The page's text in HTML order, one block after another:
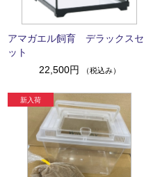
アマガエル飼育 デラックスセ
ット
22,500円
（税込み）